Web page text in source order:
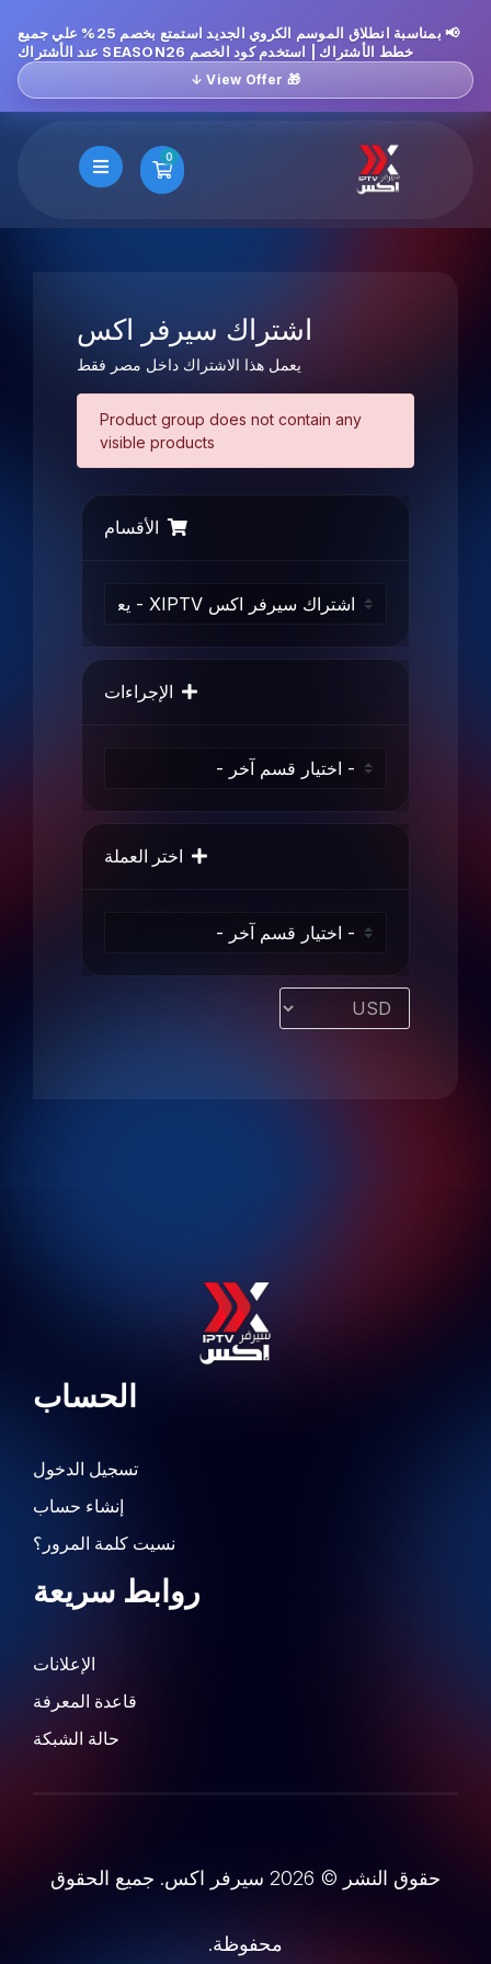
📢 بمناسبة انطلاق الموسم الكروي الجديد استمتع بخصم 25% علي جميع
خطط الأشتراك | استخدم كود الخصم SEASON26 عند الأشتراك
🎁 View Offer ↓
0
عربة التسوق
اشتراك سيرفر اكس
يعمل هذا الاشتراك داخل مصر فقط
Product group does not contain any
visible products
الأقسام
الإجراءات
اختر العملة
الحساب
تسجيل الدخول
إنشاء حساب
نسيت كلمة المرور؟
روابط سريعة
الإعلانات
قاعدة المعرفة
حالة الشبكة
حقوق النشر © 2026 سيرفر اكس. جميع الحقوق
محفوظة.